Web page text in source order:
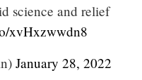
science and relief
xvHxzwwdn8
January 28, 2022